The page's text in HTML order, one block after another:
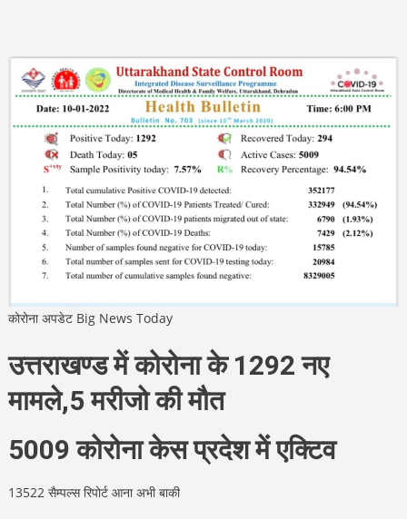
कोरोना अपडेट Big News Today
उत्तराखण्ड में कोरोना के 1292 नए
मामले,5 मरीजो की मौत
5009 कोरोना केस प्रदेश में एक्टिव
13522 सैम्पल्स रिपोर्ट आना अभी बाकी